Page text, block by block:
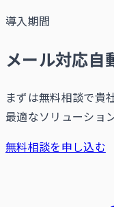
導入期間
メール対応自
まずは無料相談で貴
最適なソリューショ
無料相談を申し込む